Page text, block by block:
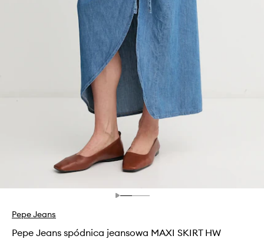
Pepe Jeans
Pepe Jeans spódnica jeansowa MAXI SKIRT HW